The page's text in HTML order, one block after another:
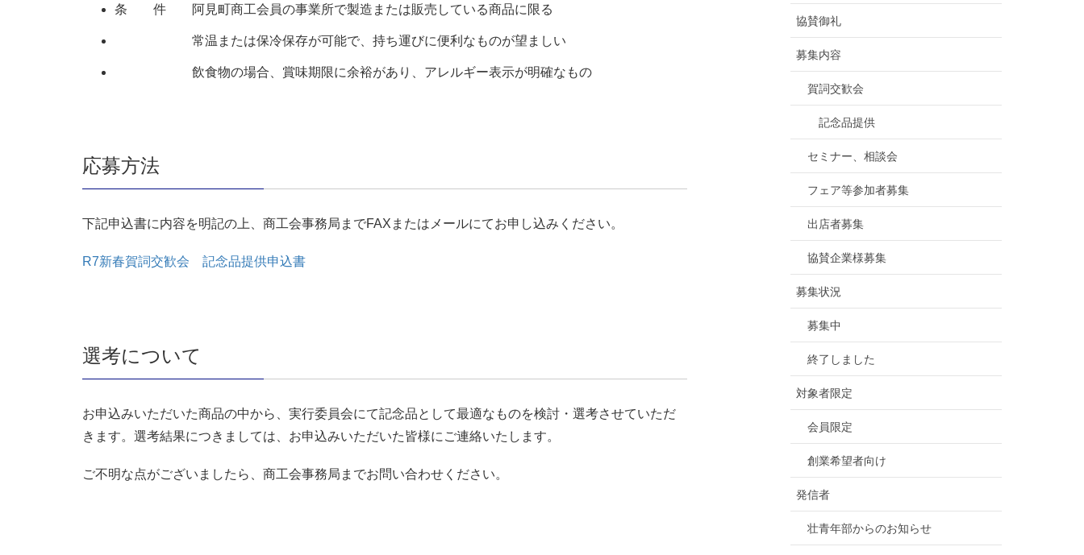
条 件 阿見町商工会員の事業所で製造または販売している商品に限る
常温または保冷保存が可能で、持ち運びに便利なものが望ましい
飲食物の場合、賞味期限に余裕があり、アレルギー表示が明確なもの
応募方法
下記申込書に内容を明記の上、商工会事務局までFAXまたはメールにてお申し込みください。
R7新春賀詞交歓会 記念品提供申込書
選考について
お申込みいただいた商品の中から、実行委員会にて記念品として最適なものを検討・選考させていただ
きます。選考結果につきましては、お申込みいただいた皆様にご連絡いたします。
ご不明な点がございましたら、商工会事務局までお問い合わせください。
協賛御礼
募集内容
賀詞交歓会
記念品提供
セミナー、相談会
フェア等参加者募集
出店者募集
協賛企業様募集
募集状況
募集中
終了しました
対象者限定
会員限定
創業希望者向け
発信者
壮青年部からのお知らせ